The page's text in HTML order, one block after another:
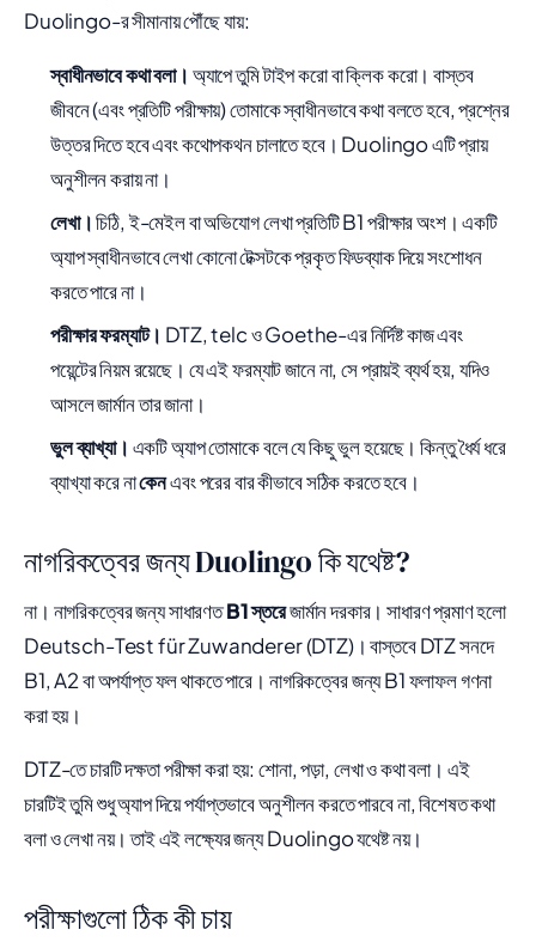
Duolingo-র সীমানায় পৌঁছে যায়:
স্বাধীনভাবে কথা বলা। অ্যাপে তুমি টাইপ করো বা ক্লিক করো। বাস্তব
জীবনে (এবং প্রতিটি পরীক্ষায়) তোমাকে স্বাধীনভাবে কথা বলতে হবে, প্রশ্নের
উত্তর দিতে হবে এবং কথোপকথন চালাতে হবে। Duolingo এটি প্রায়
অনুশীলন করায় না।
লেখা।চিঠি, ই-মেইল বা অভিযোগ লেখা প্রতিটি B1 পরীক্ষার অংশ। একটি
অ্যাপ স্বাধীনভাবে লেখা কোনো টেক্সটকে প্রকৃত ফিডব্যাক দিয়ে সংশোধন
করতে পারে না।
পরীক্ষার ফরম্যাট। DTZ, telc ও Goethe-এর নির্দিষ্ট কাজ এবং
পয়েন্টের নিয়ম রয়েছে। যে এই ফরম্যাট জানে না, সে প্রায়ই ব্যর্থ হয়, যদিও
আসলে জার্মান তার জানা।
ভুল ব্যাখ্যা। একটি অ্যাপ তোমাকে বলে যে কিছু ভুল হয়েছে। কিন্তু ধৈর্য ধরে
ব্যাখ্যা করে নাকেনএবং পরের বার কীভাবে সঠিক করতে হবে।
নাগরিকত্বের জন্য Duolingo কি যথেষ্ট?
না। নাগরিকত্বের জন্য সাধারণতB1 স্তরেজার্মান দরকার। সাধারণ প্রমাণ হলো
Deutsch-Test für Zuwanderer (DTZ)। বাস্তবে DTZ সনদে
B1, A2 বা অপর্যাপ্ত ফল থাকতে পারে। নাগরিকত্বের জন্য B1 ফলাফল গণনা
করা হয়।
DTZ-তে চারটি দক্ষতা পরীক্ষা করা হয়: শোনা, পড়া, লেখা ও কথা বলা। এই
চারটিই তুমি শুধু অ্যাপ দিয়ে পর্যাপ্তভাবে অনুশীলন করতে পারবে না, বিশেষত কথা
বলা ও লেখা নয়। তাই এই লক্ষ্যের জন্য Duolingo যথেষ্ট নয়।
পরীক্ষাগুলো ঠিক কী চায়